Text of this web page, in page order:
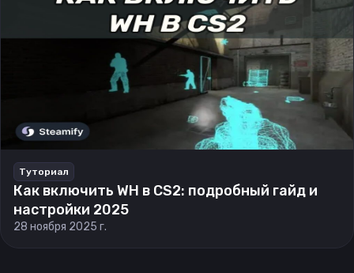
Туториал
Как включить WH в CS2: подробный гайд и
настройки 2025
28 ноября 2025 г.